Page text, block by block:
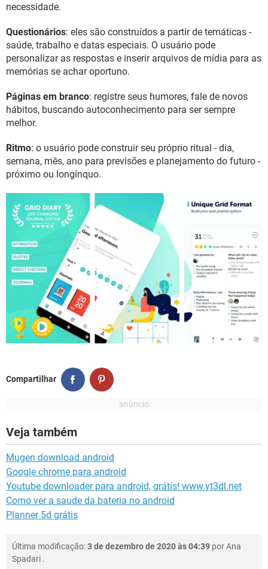
necessidade.
Questionários: eles são construídos a partir de temáticas -
saúde, trabalho e datas especiais. O usuário pode
personalizar as respostas e inserir arquivos de mídia para as
memórias se achar oportuno.
Páginas em branco: registre seus humores, fale de novos
hábitos, buscando autoconhecimento para ser sempre
melhor.
Ritmo: o usuário pode construir seu próprio ritual - dia,
semana, mês, ano para previsões e planejamento do futuro -
próximo ou longínquo.
Compartilhar
Veja também
Mugen download android
Google chrome para android
Youtube downloader para android, grátis! www.yt3dl.net
Como ver a saude da bateria no android
Planner 5d grátis
Última modificação:3 de dezembro de 2020 às 04:39 porAna
Spadari .